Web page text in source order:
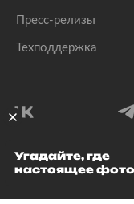
Пресс-релизы
Техподдержка
©
Угадайте, где
настоящее фото